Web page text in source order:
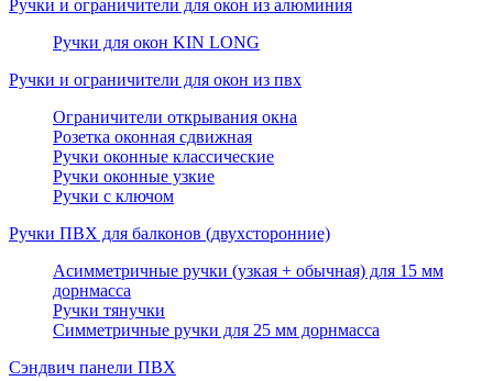
Ручки и ограничители для окон из алюминия
Ручки для окон KIN LONG
Ручки и ограничители для окон из пвх
Ограничители открывания окна
Розетка оконная сдвижная
Ручки оконные классические
Ручки оконные узкие
Ручки с ключом
Ручки ПВХ для балконов (двухсторонние)
Асимметричные ручки (узкая + обычная) для 15 мм
дорнмасса
Ручки тянучки
Симметричные ручки для 25 мм дорнмасса
Сэндвич панели ПВХ